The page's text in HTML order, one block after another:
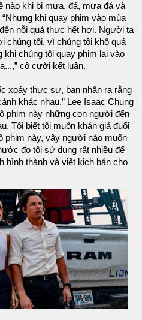
nào khi bị mưa, đá, mưa đá và
khi quay phim vào mùa
nỗi quả thực hết hơi. Người ta
chúng tôi, vì chúng tôi khô quá
chúng tôi quay phim lại vào
cô cười kết luận.
xoáy thực sự, bạn nhận ra rằng
khác nhau,” Lee Isaac Chung
phim này những con người đến
Tôi biết tôi muốn khán giả đuổi
phim này, vậy người nào muốn
đo tôi sử dụng rất nhiều để
hình thành và viết kịch bản cho